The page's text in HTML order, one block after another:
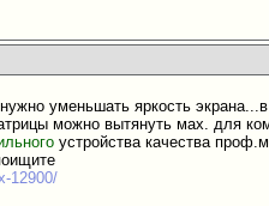
уменьшать яркость
можно вытянуть мах. для
устройства качества
12900/